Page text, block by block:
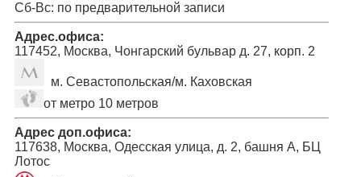
Сб-Вс: по предварительной записи
Адрес.офиса:
117452, Москва, Чонгарский бульвар д. 27, корп. 2
м. Севастопольская/м. Каховская
от метро 10 метров
Адрес доп.офиса:
117638, Москва, Одесская улица, д. 2, башня А, БЦ
Лотос